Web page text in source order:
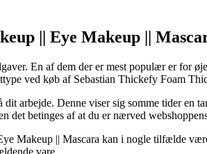
|| Eye Makeup ||
En af dem der er mest populær er for
ved køb af Sebastian Thickefy Foam
arbejde. Denne viser sig somme tider en
det betinges af at du er nærved
Makeup || Mascara kan i nogle tilfælde
vare.